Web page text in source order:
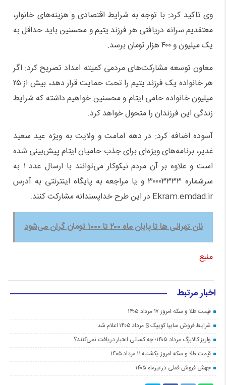
وی تاکید کرد: با توجه به شرایط اقتصادی و هزینه‌های خانوار،
معتقدیم سرانه دریافتی هر فرزند یتیم و محسنین باید حداقل به
یک میلیون و ۴۰۰ هزار تومان برسد.
معاون توسعه مشارکت‌های مردمی کمیته امداد تصریح کرد: اگر
هر خانواده یک فرزند یتیم را تحت حمایت قرار دهد، بیش از ۲۵
میلیون خانواده حامی ایتام و محسنین خواهیم داشته که شرایط
زندگی این فرزندان را متحول خواهد کرد.
آسوده اضافه کرد: در دهه امامت و ولایت به ویژه عید سعید
غدیر، برنامه‌های ویژه‌ای برای جذب حامیان ایتام پیش‌بینی شده
است و علاوه بر آن مردم نیکوکار می‌توانند با ارسال عدد ۱ به
سرشماره ۳۰۰۰۳۳۳۳ و یا مراجعه به پایگاه اینترنتی به آدرس
Ekram.emdad.ir در این طرح خداپسندانه مشارکت کنند.
نان تهرانی ها تا پایان ماه ۲۰۰ تا ۱۰۰۰ تومان گران می‌شود
منبع
اخبار مرتبط
قیمت طلا و سکه امروز ۱۷ مرداد ۱۴۰۵
شرایط فروش سایپا کوییک S مرداد ۱۴۰۵ اعلام شد
واریز کالابرگ مرداد ۱۴۰۵؛ چه کسانی اعتبار دریافت نمی‌کنند؟
قیمت طلا و سکه امروز یکشنبه ۱۱ مرداد ۱۴۰۵
جهش فروش فملی در تیرماه ۱۴۰۵